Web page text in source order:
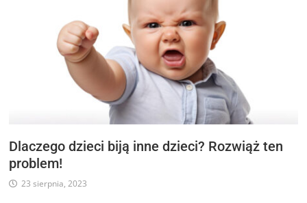
Dlaczego dzieci biją inne dzieci? Rozwiąż ten
problem!
23 sierpnia, 2023